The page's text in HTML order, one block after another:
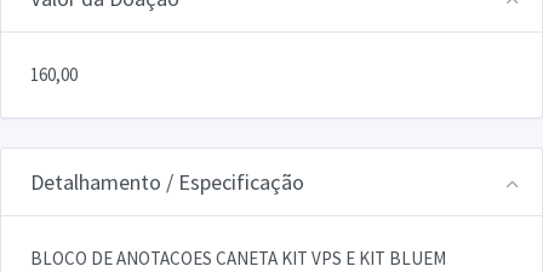
160,00
Detalhamento / Especificação
BLOCO DE ANOTACOES CANETA KIT VPS E KIT BLUEM